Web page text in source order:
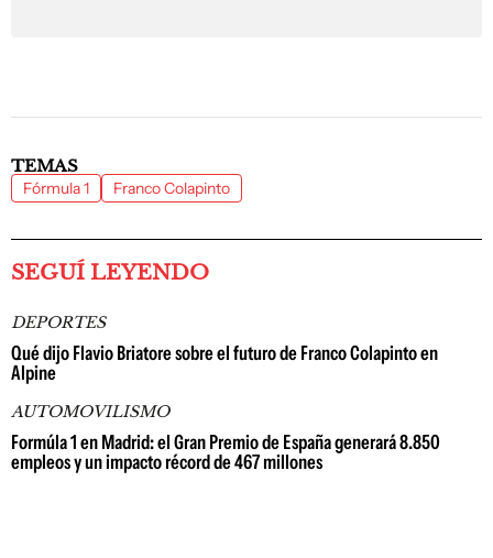
TEMAS
Fórmula 1 Franco Colapinto
SEGUÍ LEYENDO
DEPORTES
Qué dijo Flavio Briatore sobre el futuro de Franco Colapinto en
Alpine
AUTOMOVILISMO
Formúla 1 en Madrid: el Gran Premio de España generará 8.850
empleos y un impacto récord de 467 millones